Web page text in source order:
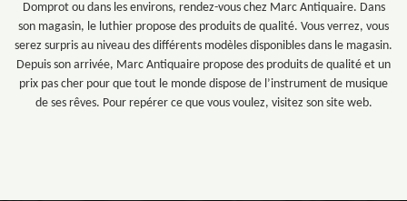
Domprot ou dans les environs, rendez-vous chez Marc Antiquaire. Dans
son magasin, le luthier propose des produits de qualité. Vous verrez, vous
serez surpris au niveau des différents modèles disponibles dans le magasin.
Depuis son arrivée, Marc Antiquaire propose des produits de qualité et un
prix pas cher pour que tout le monde dispose de l’instrument de musique
de ses rêves. Pour repérer ce que vous voulez, visitez son site web.